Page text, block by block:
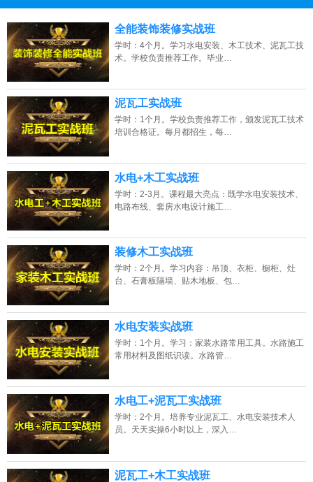
点击免费咨询电话：13807313137
全能装饰装修实战班
学时：4个月。学习水电安装、木工技术、泥瓦工技
术。学校负责推荐工作。毕业…
泥瓦工实战班
学时：1个月。学校负责推荐工作，颁发泥瓦工技术
培训合格证。每月都招生，每…
水电+木工实战班
学时：2-3月。课程最大亮点：既学水电安装技术、
电路布线、套房水电设计施工…
装修木工实战班
学时：2个月。学习内容：吊顶、衣柜、橱柜、灶
台、石膏板隔墙、贴木地板、包…
水电安装实战班
学时：1个月。学习：家装水路常用工具。水路施工
常用材料及图纸识读。水路管…
水电工+泥瓦工实战班
学时：2个月。培养专业泥瓦工、水电安装技术人
员。天天实操6小时以上，深入…
泥瓦工+木工实战班